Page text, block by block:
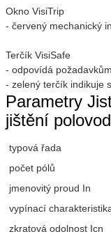
Okno VisiTrip
- červený mechanický
Terčík VisiSafe
- odpovídá
- zelený terčík indikuje
Parametry
jištění
typová řada
počet pólů
jmenovitý proud In
vypínací
zkratová odolnost Icn